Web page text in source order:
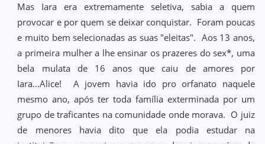
Mas Iara era extremamente seletiva, sabia a quem
provocar e por quem se deixar conquistar. Foram poucas
e muito bem selecionadas as suas "eleitas". Aos 13 anos,
a primeira mulher a lhe ensinar os prazeres do sex*, uma
bela mulata de 16 anos que caiu de amores por
Iara...Alice! A jovem havia ido pro orfanato naquele
mesmo ano, após ter toda família exterminada por um
grupo de traficantes na comunidade onde morava. O juiz
de menores havia dito que ela podia estudar na